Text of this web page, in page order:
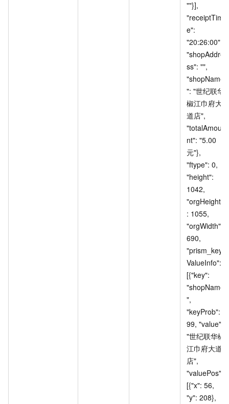
""}],
"receiptTim
e":
"20:26:00",
"shopAddre
ss": "",
"shopName
": "世纪联华
椒江巾府大
道店",
"totalAmou
nt": "5.00
元"},
"ftype": 0,
"height":
1042,
"orgHeight"
: 1055,
"orgWidth":
690,
"prism_key
ValueInfo":
[{"key":
"shopName
",
"keyProb":
99, "value":
"世纪联华椒
江巾府大道
店",
"valuePos":
[{"x": 56,
"y": 208},